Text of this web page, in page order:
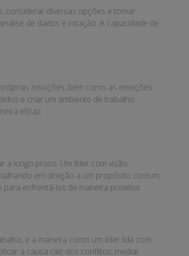
considerar diversas opções e tomar
de dados e intuição. A capacidade de
emoções, bem como as emoções
e criar um ambiente de trabalho
eficaz.
a longo prazo. Um líder com visão
em direção a um propósito comum.
enfrentá-los de maneira proativa.
e a maneira como um líder lida com
a causa raiz dos conflitos, mediar